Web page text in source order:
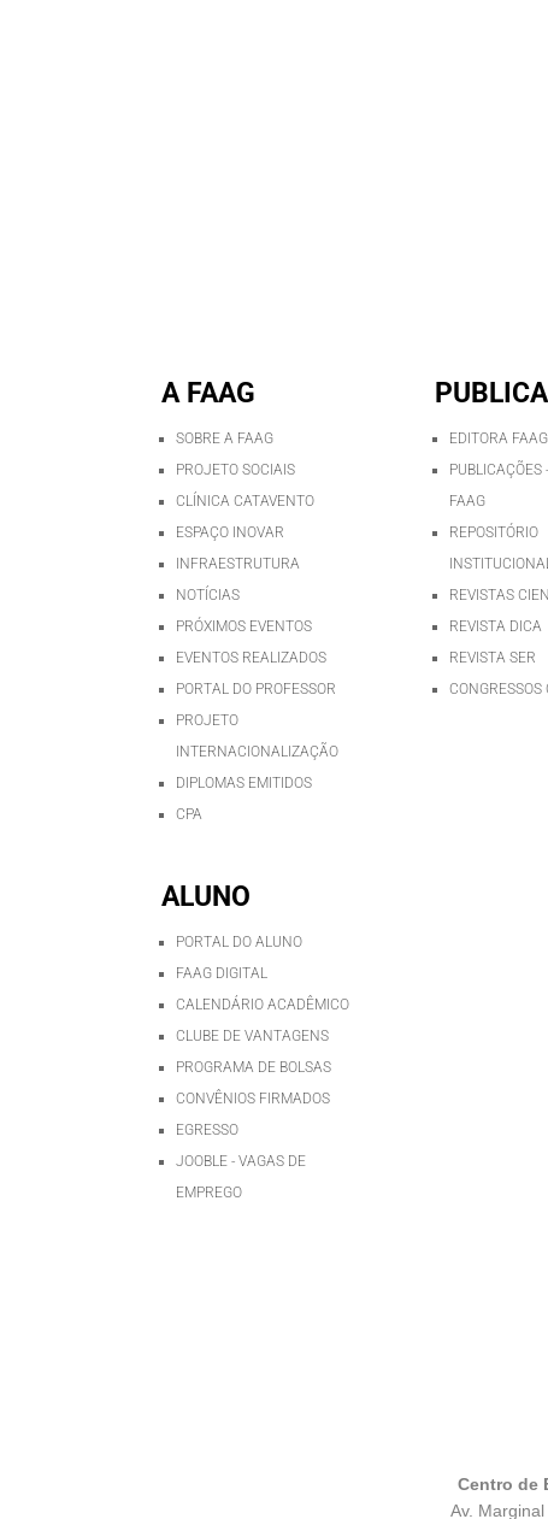
A FAAG
SOBRE A FAAG
PROJETO SOCIAIS
CLÍNICA CATAVENTO
ESPAÇO INOVAR
INFRAESTRUTURA
NOTÍCIAS
PRÓXIMOS EVENTOS
EVENTOS REALIZADOS
PORTAL DO PROFESSOR
PROJETO
INTERNACIONALIZAÇÃO
DIPLOMAS EMITIDOS
CPA
ALUNO
PORTAL DO ALUNO
FAAG DIGITAL
CALENDÁRIO ACADÊMICO
CLUBE DE VANTAGENS
PROGRAMA DE BOLSAS
CONVÊNIOS FIRMADOS
EGRESSO
JOOBLE - VAGAS DE
EMPREGO
EDITORA FAAG
PUBLICAÇÕES
FAAG
REPOSITÓRIO
INSTITUCIONAL
REVISTAS
REVISTA DICA
REVISTA SER
CONGRESSOS
Centro de
Av.